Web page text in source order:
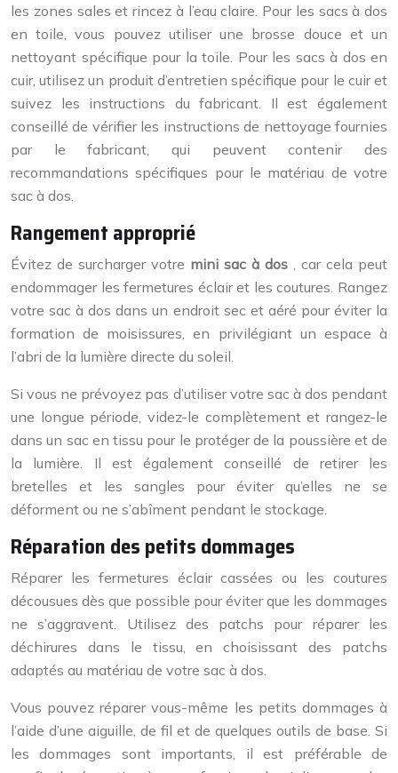
les zones sales et rincez à l’eau claire. Pour les sacs à dos
en toile, vous pouvez utiliser une brosse douce et un
nettoyant spécifique pour la toile. Pour les sacs à dos en
cuir, utilisez un produit d’entretien spécifique pour le cuir et
suivez les instructions du fabricant. Il est également
conseillé de vérifier les instructions de nettoyage fournies
par le fabricant, qui peuvent contenir des
recommandations spécifiques pour le matériau de votre
sac à dos.
Rangement approprié
Évitez de surcharger votre mini sac à dos
, car cela peut
endommager les fermetures éclair et les coutures. Rangez
votre sac à dos dans un endroit sec et aéré pour éviter la
formation de moisissures, en privilégiant un espace à
l’abri de la lumière directe du soleil.
Si vous ne prévoyez pas d’utiliser votre sac à dos pendant
une longue période, videz-le complètement et rangez-le
dans un sac en tissu pour le protéger de la poussière et de
la lumière. Il est également conseillé de retirer les
bretelles et les sangles pour éviter qu’elles ne se
déforment ou ne s’abîment pendant le stockage.
Réparation des petits dommages
Réparer les fermetures éclair cassées ou les coutures
décousues dès que possible pour éviter que les dommages
ne s’aggravent. Utilisez des patchs pour réparer les
déchirures dans le tissu, en choisissant des patchs
adaptés au matériau de votre sac à dos.
Vous pouvez réparer vous-même les petits dommages à
l’aide d’une aiguille, de fil et de quelques outils de base. Si
les dommages sont importants, il est préférable de